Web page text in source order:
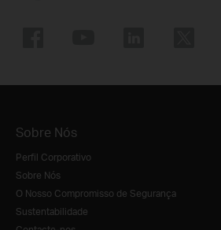
Sobre Nós
Perfil Corporativo
Sobre Nós
O Nosso Compromisso de Segurança
Sustentabilidade